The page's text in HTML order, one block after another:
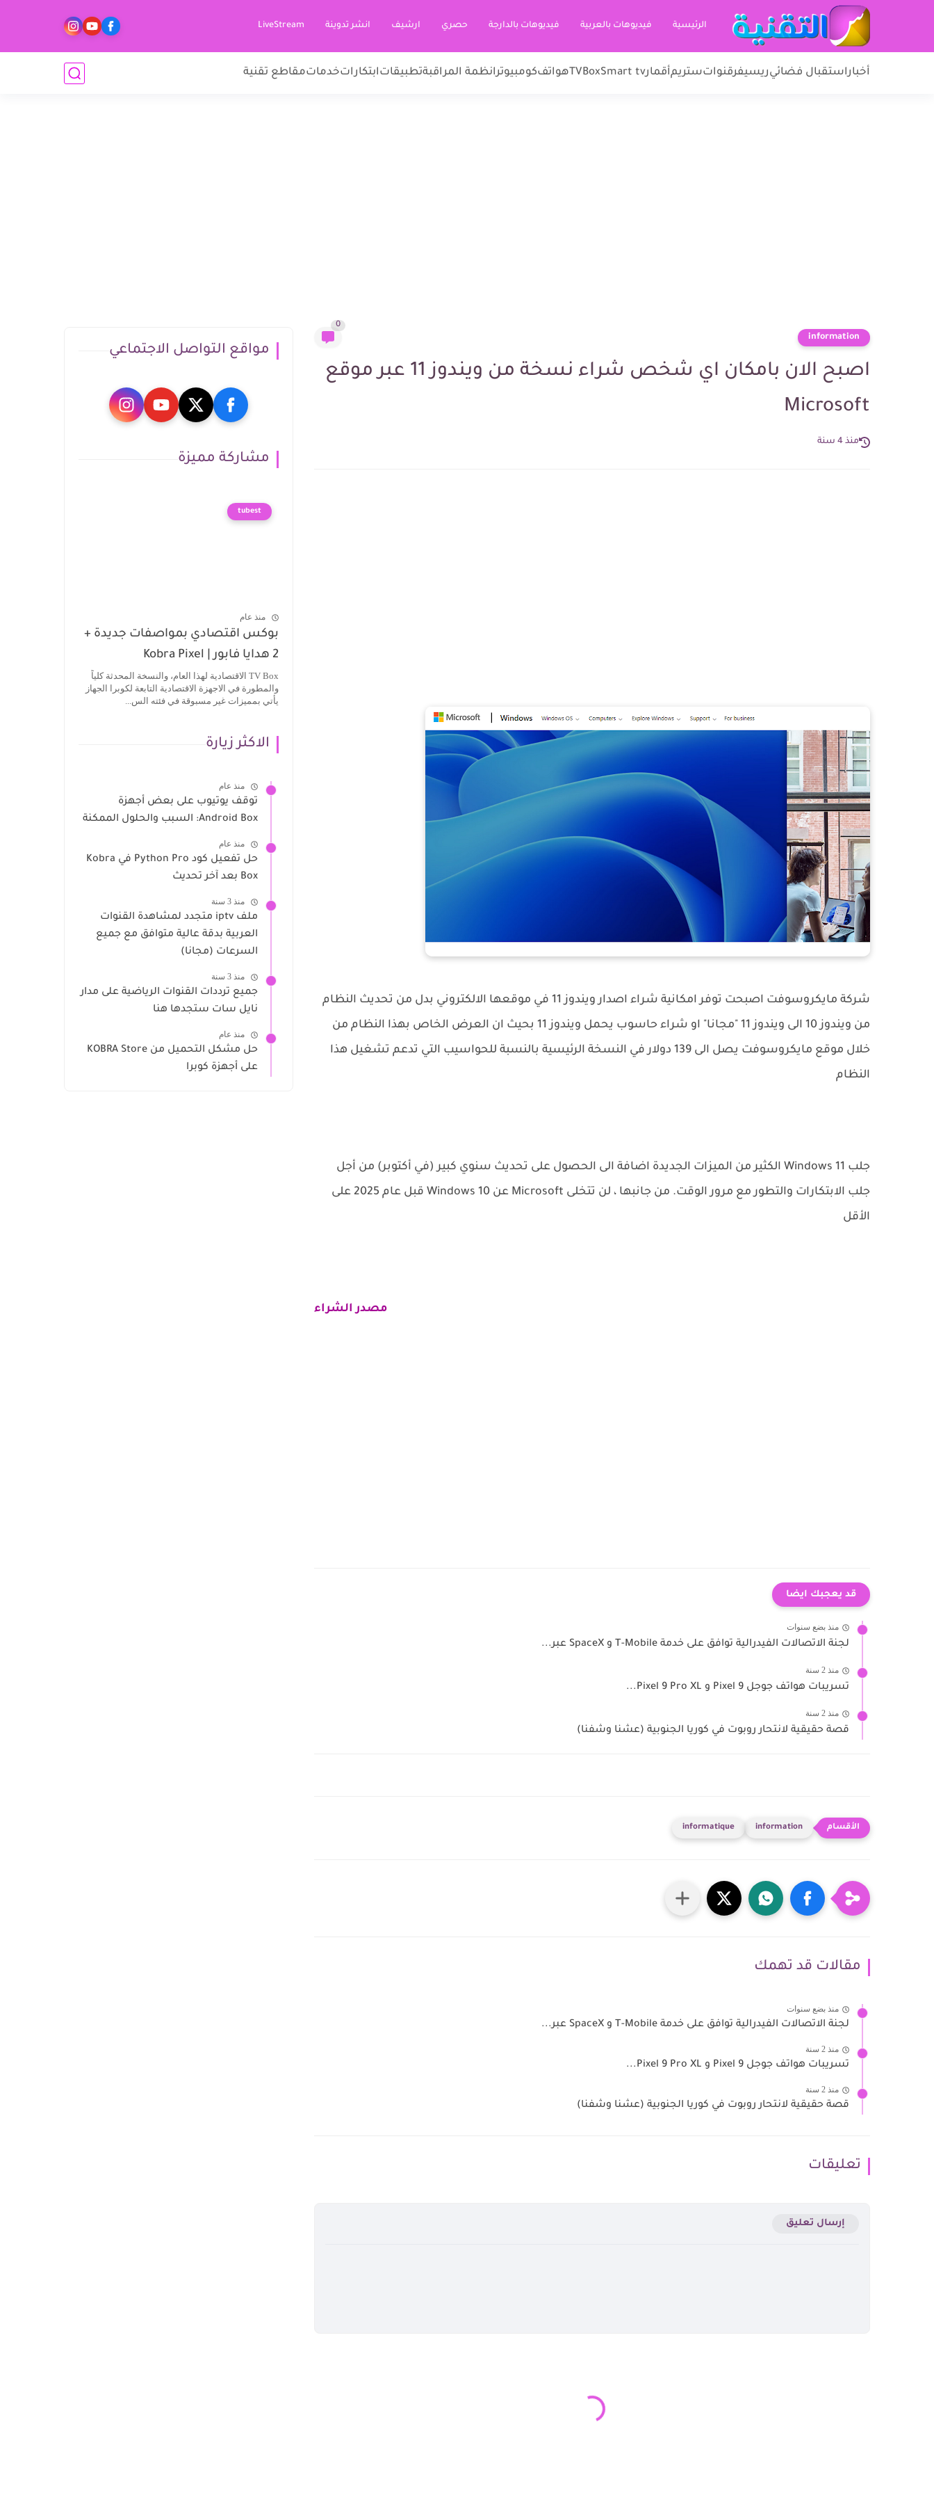
الرئيسية فيديوهات بالعربية فيديوهات بالدارجة حصري ارشيف انشر تدوينة LiveStream
أخباراستقبال فضائيريسيفرقنواتستريمأقمارSmart tv
TVBox هواتفكومبيوترانظمة المراقبةتطبيقاتابتكاراتخدماتمقاطع تقنية
information
0
اصبح الان بامكان اي شخص شراء نسخة من ويندوز 11 عبر موقع
Microsoft
منذ 4 سنة
شركة مايكروسوفت اصبحت توفر امكانية شراء اصدار ويندوز 11 في موقعها الالكتروني بدل من تحديث النظام
من ويندوز 10 الى ويندوز 11 "مجانا" او شراء حاسوب يحمل ويندوز 11 بحيث ان العرض الخاص بهذا النظام من
خلال موقع مايكروسوفت يصل الى 139 دولار في النسخة الرئيسية بالنسبة للحواسيب التي تدعم تشغيل هذا
النظام
جلب Windows 11 الكثير من الميزات الجديدة اضافة الى الحصول على تحديث سنوي كبير (في أكتوبر) من أجل
جلب الابتكارات والتطور مع مرور الوقت. من جانبها ، لن تتخلى Microsoft عن Windows 10 قبل عام 2025 على
الأقل
مصدر الشراء
قد يعجبك ايضا
منذ بضع سنوات
لجنة الاتصالات الفيدرالية توافق على خدمة T-Mobile و SpaceX عبر...
منذ 2 سنة
تسريبات هواتف جوجل Pixel 9 و Pixel 9 Pro XL...
منذ 2 سنة
قصة حقيقية لانتحار روبوت في كوريا الجنوبية (عشنا وشفنا)
information
informatique
مقالات قد تهمك
منذ بضع سنوات
لجنة الاتصالات الفيدرالية توافق على خدمة T-Mobile و SpaceX عبر...
منذ 2 سنة
تسريبات هواتف جوجل Pixel 9 و Pixel 9 Pro XL...
منذ 2 سنة
قصة حقيقية لانتحار روبوت في كوريا الجنوبية (عشنا وشفنا)
تعليقات
إرسال تعليق
مواقع التواصل الاجتماعي
مشاركة مميزة
tubest
منذ عام
بوكس اقتصادي بمواصفات جديدة +
2 هدايا فابور | Kobra Pixel
TV Box الاقتصادية لهذا العام، والنسخة المحدثة كلياً
والمطورة في الاجهزة الاقتصادية التابعة لكوبرا الجهاز
يأتي بمميزات غير مسبوقة في فئته الس...
الاكثر زيارة
منذ عام
توقف يوتيوب على بعض أجهزة
Android Box: السبب والحلول الممكنة
منذ عام
حل تفعيل كود Python Pro في Kobra
Box بعد آخر تحديث
منذ 3 سنة
ملف iptv متجدد لمشاهدة القنوات
العربية بدقة عالية متوافق مع جميع
السرعات (مجانا)
منذ 3 سنة
جميع ترددات القنوات الرياضية على مدار
نايل سات ستجدها هنا
منذ عام
حل مشكل التحميل من KOBRA Store
على أجهزة كوبرا